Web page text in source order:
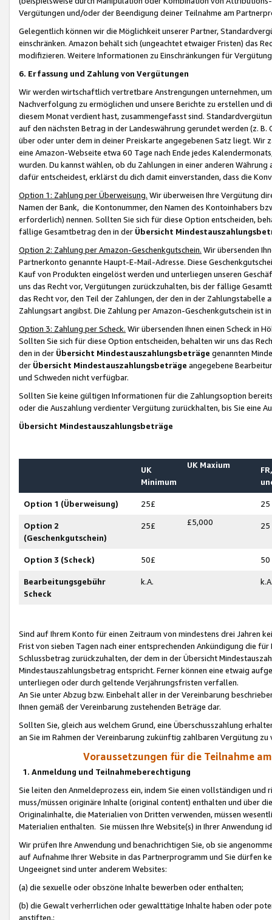
Vergütungen und/oder der Beendigung deiner Teilnahme am
Gelegentlich können wir die Möglichkeit unserer Partner,
einschränken. Amazon behält sich (ungeachtet etwaiger Fristen) das
modifizieren. Weitere Informationen zu Einschränkungen für
6. Erfassung und Zahlung von Vergütungen
Wir werden wirtschaftlich vertretbare Anstrengungen unternehmen,
Nachverfolgung zu ermöglichen und unsere Berichte zu erstellen und
diesem Monat verdient hast, zusammengefasst sind.
auf den nächsten Betrag in der Landeswährung gerundet werden (z.
über oder unter dem in deiner Preiskarte angegebenen Satz liegt.
eine Amazon-Webseite etwa 60 Tage nach Ende jedes
wurden. Du kannst wählen, ob du Zahlungen in einer anderen
dafür entscheidest, erklärst du dich damit einverstanden, dass die
Option 1: Zahlung per Überweisung. Wir überweisen Ihre Vergütung
Namen der Bank, die Kontonummer, den Namen des Kontoinhabers
erforderlich) nennen. Sollten Sie sich für diese Option entscheiden,
fällige Gesamtbetrag den in der Übersicht
Option 2: Zahlung per Amazon-Geschenkgutschein. Wir übersenden
Partnerkonto genannte Haupt-E-Mail-Adresse. Diese
Kauf von Produkten eingelöst werden und unterliegen unseren
uns das Recht vor, Vergütungen zurückzuhalten, bis der fällige
das Recht vor, den Teil der Zahlungen, der den in der
Zahlungsart angibst. Die Zahlung per Amazon-Geschenkgutschein ist
Option 3: Zahlung per Scheck. Wir übersenden Ihnen einen Scheck in
Sollten Sie sich für diese Option entscheiden, behalten wir uns das
den in der Übersicht Mindestauszahlungsbeträge genannten
der Übersicht Mindestauszahlungsbeträge angegebene
und Schweden nicht verfügbar.
Sollten Sie keine gültigen Informationen für die Zahlungsoption
oder die Auszahlung verdienter Vergütung zurückhalten, bis Sie
Übersicht Mindestauszahlungsbeträge
UK
Minimum
UK Maxium
Option 1 (Überweisung) 25£ 25
Option 2
(Geschenkgutschein)
25£ £5,000 25
Option 3 (Scheck) 50£ 50
Bearbeitungsgebühr
Scheck
k.A.
Sind auf Ihrem Konto für einen Zeitraum von mindestens drei Jahren
Frist von sieben Tagen nach einer entsprechenden Ankündigung die
Schlussbetrag zurückzuhalten, der dem in der Übersicht
Mindestauszahlungsbetrag entspricht. Ferner können eine etwaig
unterliegen oder durch geltende Verjährungsfristen verfallen.
An Sie unter Abzug bzw. Einbehalt aller in der Vereinbarung
Ihnen gemäß der Vereinbarung zustehenden Beträge dar.
Sollten Sie, gleich aus welchem Grund, eine Überschusszahlung
an Sie im Rahmen der Vereinbarung zukünftig zahlbaren Vergütung zu
Voraussetzungen für die Teilnahme
1. Anmeldung und Teilnahmeberechtigung
Sie leiten den Anmeldeprozess ein, indem Sie einen vollständigen
muss/müssen originäre Inhalte (original content) enthalten und über
Originalinhalte, die Materialien von Dritten verwenden, müssen
Materialien enthalten. Sie müssen Ihre Website(s) in Ihrer Anwendung
Wir prüfen Ihre Anwendung und benachrichtigen Sie, ob sie
auf Aufnahme Ihrer Website in das Partnerprogramm und Sie dürfen
Ungeeignet sind unter anderem Websites:
(a) die sexuelle oder obszöne Inhalte bewerben oder enthalten;
(b) die Gewalt verherrlichen oder gewalttätige Inhalte haben oder
anstiften,;